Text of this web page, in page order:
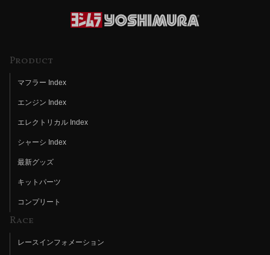
Product
マフラー Index
エンジン Index
エレクトリカル Index
シャーシ Index
最新グッズ
キットパーツ
コンプリート
Race
レースインフォメーション